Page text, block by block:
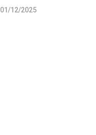
01/12/2025